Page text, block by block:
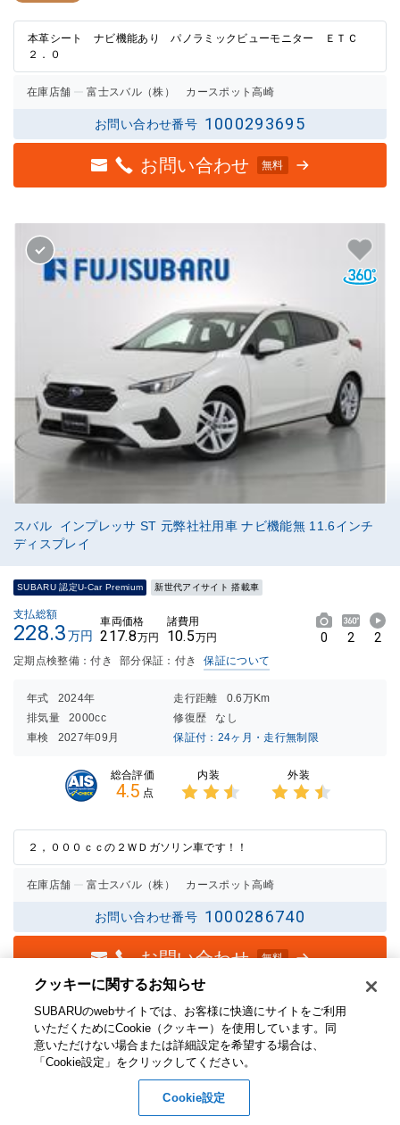
本革シート ナビ機能あり パノラミックビューモニター ＥＴＣ
２．０
在庫店舗 富士スバル（株） カースポット高崎
お問い合わせ番号 1000293695
お問い合わせ 無料
スバル インプレッサ ST 元弊社社用車 ナビ機能無 11.6インチ
ディスプレイ
SUBARU 認定U-Car Premium 新世代アイサイト 搭載車
支払総額
228.3万円
車両価格
217.8万円
諸費用
10.5万円 0 2 2
定期点検整備：付き 部分保証：付き 保証について
年式 2024年 走行距離
0.6万Km
排気量
2000cc 修復歴
なし
車検
2027年09月 保証付：24ヶ月・走行無制限
総合評価
4.5 点
内装
2.5点
の評価
外装
2.5点
２，０００ｃｃの２ＷＤガソリン車です！！
在庫店舗 富士スバル（株） カースポット高崎
お問い合わせ番号 1000286740
お問い合わせ 無料
クッキーに関するお知らせ​
SUBARUのwebサイトでは、お客様に快適にサイトをご利用
いただくためにCookie（クッキー）を使用しています。​ 同
意いただけない場合または詳細設定を希望する場合は、
「Cookie設定」をクリックしてください。​
Cookie設定